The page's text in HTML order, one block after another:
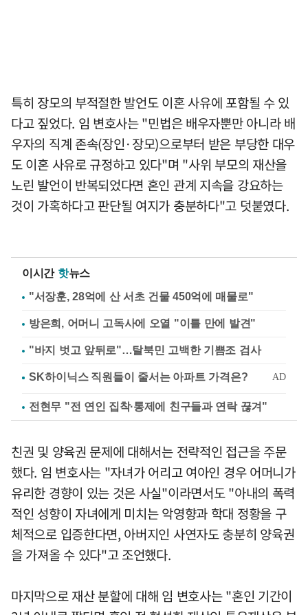
특히 장모의 부적절한 발언도 이혼 사유에 포함될 수 있
다고 짚었다. 임 변호사는 "민법은 배우자뿐만 아니라 배
우자의 직계 존속(장인·장모)으로부터 받은 부당한 대우
도 이혼 사유로 규정하고 있다"며 "사위 부모의 재산을
노린 발언이 반복되었다면 혼인 관계 지속을 강요하는
것이 가혹하다고 판단될 여지가 충분하다"고 덧붙였다.
이시간 핫뉴스
"서장훈, 28억에 산 서초 건물 450억에 매물로"
방은희, 어머니 고독사에 오열 "이틀 만에 발견"
"바지 벗고 앞뒤로"…탈북민 고백한 기쁨조 검사
전현무 "전 연인 집착·통제에 친구들과 연락 끊겨"
친권 및 양육권 문제에 대해서는 전략적인 접근을 주문
했다. 임 변호사는 "자녀가 어리고 여아인 경우 어머니가
유리한 경향이 있는 것은 사실"이라면서도 "아내의 폭력
적인 성향이 자녀에게 미치는 악영향과 학대 정황을 구
체적으로 입증한다면, 아버지인 사연자도 충분히 양육권
을 가져올 수 있다"고 조언했다.
마지막으로 재산 분할에 대해 임 변호사는 "혼인 기간이